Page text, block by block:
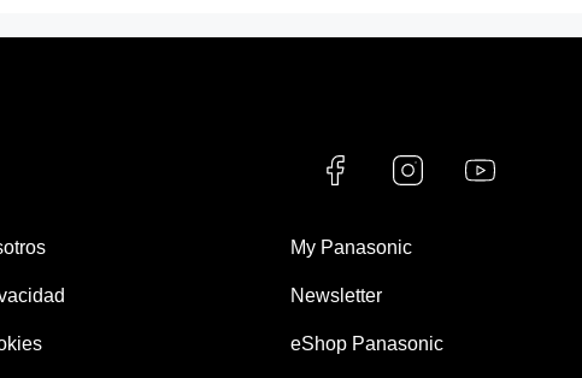
My Panasonic
Newsletter
eShop Panasonic